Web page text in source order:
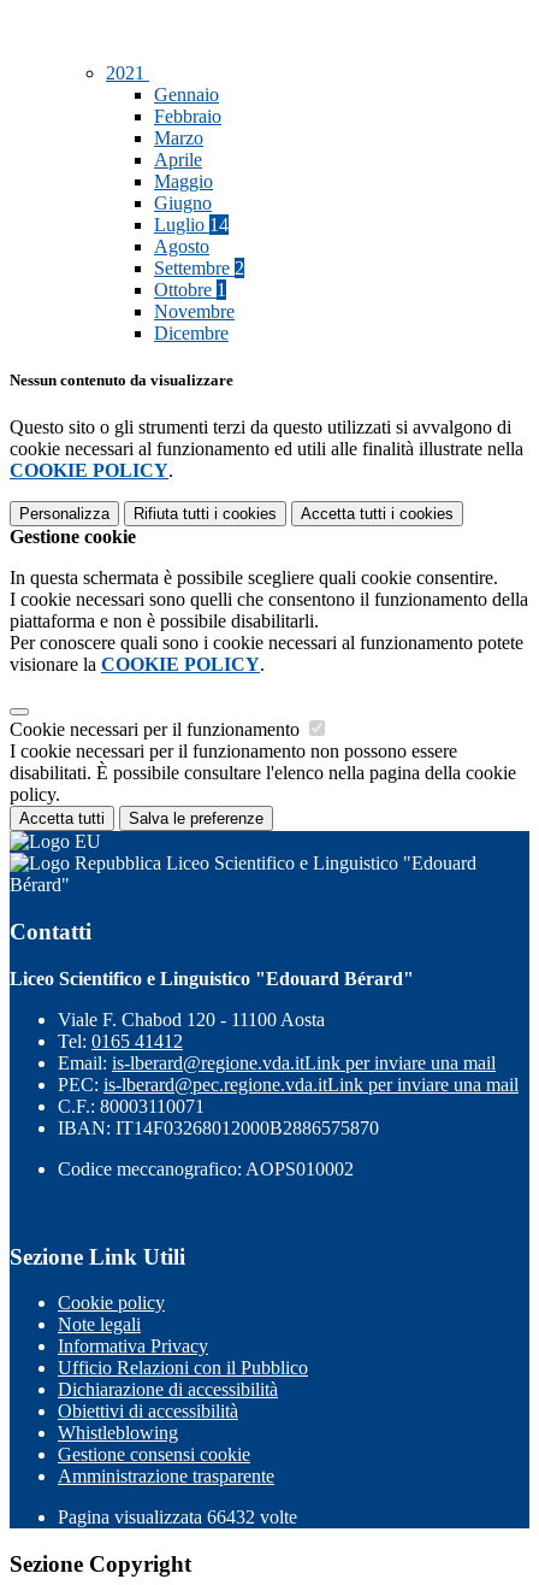
2021
Gennaio
Febbraio
Marzo
Aprile
Maggio
Giugno
Luglio 14
Agosto
Settembre 2
Ottobre 1
Novembre
Dicembre
Nessun contenuto da visualizzare
Questo sito o gli strumenti terzi da questo utilizzati si avvalgono di
cookie necessari al funzionamento ed utili alle finalità illustrate nella
COOKIE POLICY.
Personalizza Rifiuta tutti i cookies Accetta tutti i cookies
Gestione cookie
In questa schermata è possibile scegliere quali cookie consentire.
I cookie necessari sono quelli che consentono il funzionamento della
piattaforma e non è possibile disabilitarli.
Per conoscere quali sono i cookie necessari al funzionamento potete
visionare la COOKIE POLICY.
Cookie necessari per il funzionamento
I cookie necessari per il funzionamento non possono essere
disabilitati. È possibile consultare l'elenco nella pagina della cookie
policy.
Accetta tutti Salva le preferenze
Liceo Scientifico e Linguistico "Edouard
Bérard"
Contatti
Liceo Scientifico e Linguistico "Edouard Bérard"
Viale F. Chabod 120 - 11100 Aosta
Tel: 0165 41412
Email: is-lberard@regione.vda.itLink per inviare una mail
PEC: is-lberard@pec.regione.vda.itLink per inviare una mail
C.F.: 80003110071
IBAN: IT14F03268012000B2886575870
Codice meccanografico: AOPS010002
Sezione Link Utili
Cookie policy
Note legali
Informativa Privacy
Ufficio Relazioni con il Pubblico
Dichiarazione di accessibilità
Obiettivi di accessibilità
Whistleblowing
Gestione consensi cookie
Amministrazione trasparente
Pagina visualizzata 66432 volte
Sezione Copyright